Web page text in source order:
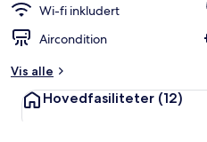
Wi-fi inkludert
Aircondition
Vis alle
Hovedfasiliteter (12)